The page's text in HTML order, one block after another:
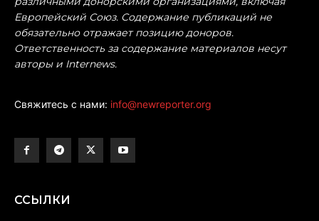
Европейский Союз. Содержание публикаций не
обязательно отражает позицию доноров.
Ответственность за содержание материалов несут
авторы и Internews.
Свяжитесь с нами: info@newreporter.org
ССЫЛКИ